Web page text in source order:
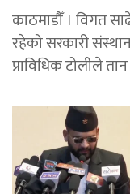
काठमाडौँ । विगत
रहेको सरकारी
प्राविधिक टोलीले